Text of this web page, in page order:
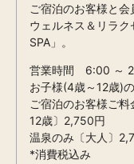
ご宿泊のお客様と
ウェルネス＆リラ
SPA」。
営業時間 6:00 ～
お子様(4歳～12歳)
ご宿泊のお客様ご
12歳〕2,750円
温泉のみ〔大人〕
*消費税込み